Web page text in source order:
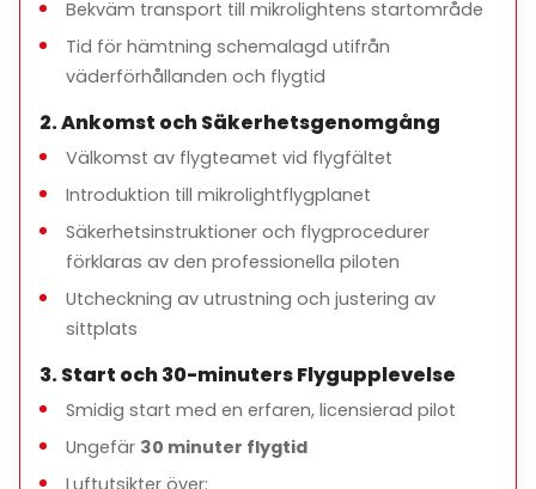
Bekväm transport till mikrolightens startområde
Tid för hämtning schemalagd utifrån
väderförhållanden och flygtid
2. Ankomst och Säkerhetsgenomgång
Välkomst av flygteamet vid flygfältet
Introduktion till mikrolightflygplanet
Säkerhetsinstruktioner och flygprocedurer
förklaras av den professionella piloten
Utcheckning av utrustning och justering av
sittplats
3. Start och 30-minuters Flygupplevelse
Smidig start med en erfaren, licensierad pilot
Ungefär 30 minuter flygtid
Luftutsikter över: